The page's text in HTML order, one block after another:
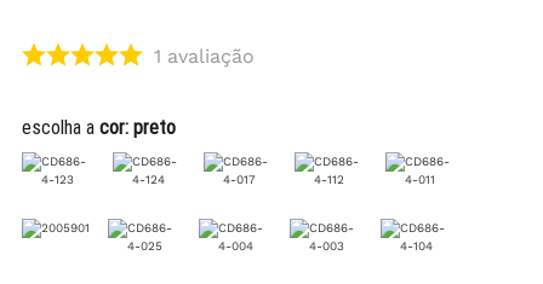
1 avaliação
escolha a cor: preto